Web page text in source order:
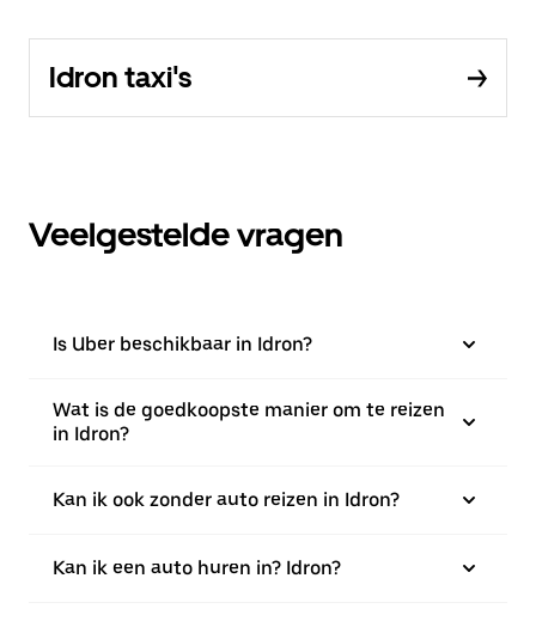
Idron taxi's
Veelgestelde vragen
Is Uber beschikbaar in Idron?
Wat is de goedkoopste manier om te reizen
in Idron?
Kan ik ook zonder auto reizen in Idron?
Kan ik een auto huren in? Idron?